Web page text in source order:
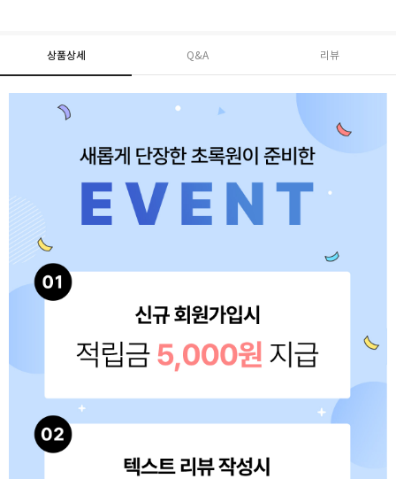
상품상세 Q&A 리뷰